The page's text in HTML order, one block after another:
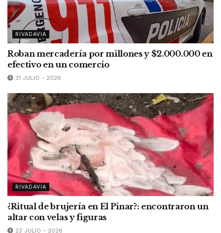
RIVADAVIA
Roban mercadería por millones y $2.000.000 en
efectivo en un comercio
31 JULIO - 2026
RIVADAVIA
¿Ritual de brujería en El Pinar?: encontraron un
altar con velas y figuras
23 JULIO - 2026